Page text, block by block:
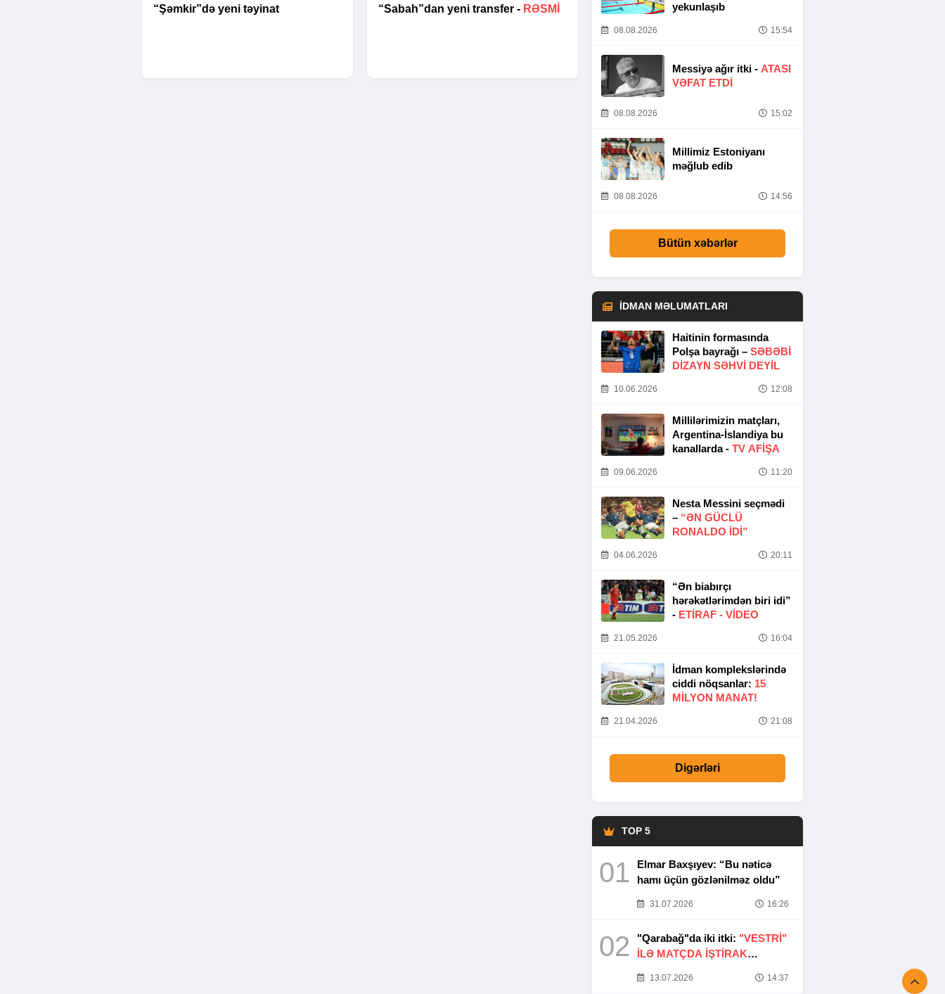
“Şəmkir”də yeni təyinat “Sabah”dan yeni transfer - RƏSMİ
yekunlaşıb
08.08.2026 15:54
Messiyə ağır itki - ATASI
VƏFAT ETDI
08.08.2026 15:02
Millimiz Estoniyanı
məğlub edib
08.08.2026 14:56
Bütün xəbərlər
İDMAN MƏLUMATLARI
Haitinin formasında
Polşa bayrağı – SƏBƏBI
DIZAYN SƏHVI DEYIL
10.06.2026 12:08
Millilərimizin matçları,
Argentina-İslandiya bu
kanallarda - TV AFİŞA
09.06.2026 11:20
Nesta Messini seçmədi
– “ƏN GÜCLÜ
RONALDO IDI”
04.06.2026 20:11
“Ən biabırçı
hərəkətlərimdən biri idi”
- ETIRAF - VİDEO
21.05.2026 16:04
İdman komplekslərində
ciddi nöqsanlar: 15
MILYON MANAT!
21.04.2026 21:08
Digərləri
TOP 5
01
Elmar Baxşıyev: “Bu nəticə
hamı üçün gözlənilməz oldu”
31.07.2026 16:26
02 "Qarabağ"da iki itki: "VESTRİ"
İLƏ MATÇDA İŞTİRAK
13.07.2026 14:37